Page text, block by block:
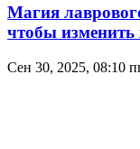
Магия
чтобы изменить
Сен 30, 2025, 08:10